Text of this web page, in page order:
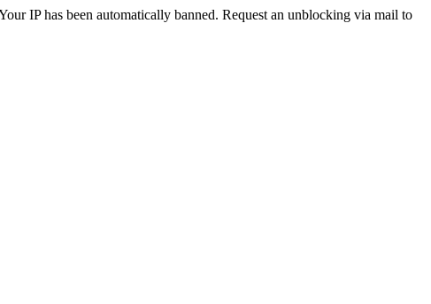
IP has been automatically banned. Request an unblocking via mail to